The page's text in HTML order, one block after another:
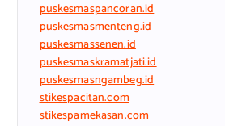
puskesmaspancoran.id
puskesmasmenteng.id
puskesmassenen.id
puskesmaskramatjati.id
puskesmasngambeg.id
stikespacitan.com
stikespamekasan.com